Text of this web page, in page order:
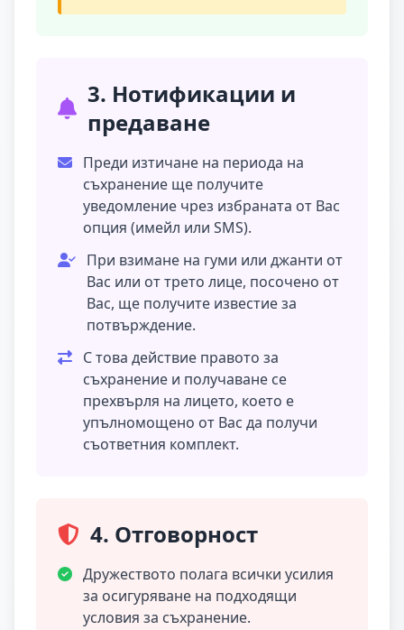
3. Нотификации и
предаване
Преди изтичане на периода на
съхранение ще получите
уведомление чрез избраната от Вас
опция (имейл или SMS).
При взимане на гуми или джанти от
Вас или от трето лице, посочено от
Вас, ще получите известие за
потвърждение.
С това действие правото за
съхранение и получаване се
прехвърля на лицето, което е
упълномощено от Вас да получи
съответния комплект.
4. Отговорност
Дружеството полага всички усилия
за осигуряване на подходящи
условия за съхранение.